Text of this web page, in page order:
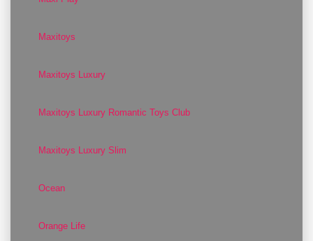
Maxitoys
Maxitoys Luxury
Maxitoys Luxury Romantic Toys Club
Maxitoys Luxury Slim
Ocean
Orange Life